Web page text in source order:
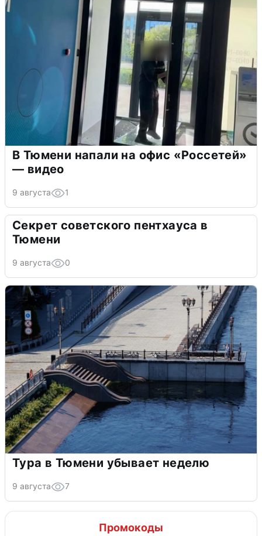
В Тюмени напали на офис «Россетей»
— видео
9 августа 1
Секрет советского пентхауса в
Тюмени
9 августа 0
Тура в Тюмени убывает неделю
9 августа 7
Промокоды